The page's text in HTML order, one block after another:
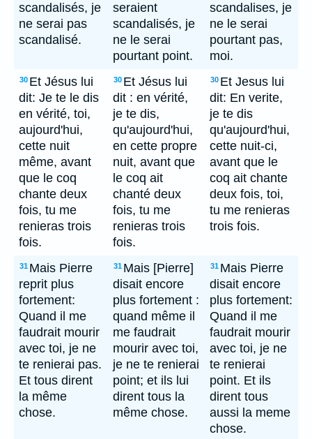
scandalisés, je
ne serai pas
scandalisé.
seraient
scandalisés, je
ne le serai
pourtant point.
scandalises, je
ne le serai
pourtant pas,
moi.
30 Et Jésus lui
dit: Je te le dis
en vérité, toi,
aujourd'hui,
cette nuit
même, avant
que le coq
chante deux
fois, tu me
renieras trois
fois.
30 Et Jésus lui
dit : en vérité,
je te dis,
qu'aujourd'hui,
en cette propre
nuit, avant que
le coq ait
chanté deux
fois, tu me
renieras trois
fois.
30 Et Jesus lui
dit: En verite,
je te dis
qu'aujourd'hui,
cette nuit-ci,
avant que le
coq ait chante
deux fois, toi,
tu me renieras
trois fois.
31 Mais Pierre
reprit plus
fortement:
Quand il me
faudrait mourir
avec toi, je ne
te renierai pas.
Et tous dirent
la même
chose.
31 Mais [Pierre]
disait encore
plus fortement :
quand même il
me faudrait
mourir avec toi,
je ne te renierai
point; et ils lui
dirent tous la
même chose.
31 Mais Pierre
disait encore
plus fortement:
Quand il me
faudrait mourir
avec toi, je ne
te renierai
point. Et ils
dirent tous
aussi la meme
chose.